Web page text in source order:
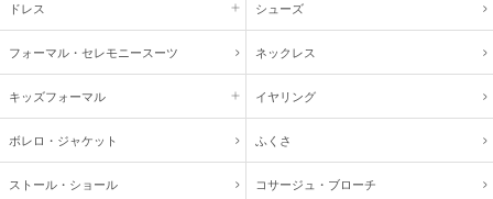
ドレス シューズ
フォーマル・ セレモニースーツ ネックレス
キッズフォーマル イヤリング
ボレロ・ジャケット ふくさ
ストール・ショール コサージュ・ ブローチ